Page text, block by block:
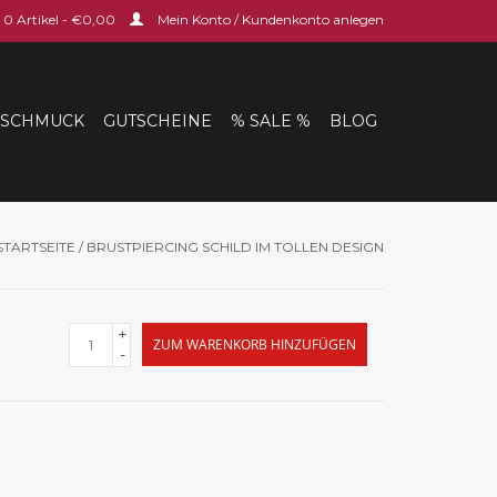
0 Artikel - €0,00 Mein Konto / Kundenkonto anlegen
GUTSCHEINE % SALE % BLOG
/ BRUSTPIERCING SCHILD IM TOLLEN DESIGN
+
-
ZUM WARENKORB HINZUFÜGEN